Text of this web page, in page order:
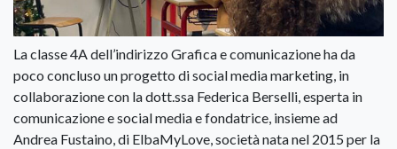
La classe 4A dell’indirizzo Grafica e comunicazione ha da
poco concluso un progetto di social media marketing, in
collaborazione con la dott.ssa Federica Berselli, esperta in
comunicazione e social media e fondatrice, insieme ad
Andrea Fustaino, di ElbaMyLove, società nata nel 2015 per la